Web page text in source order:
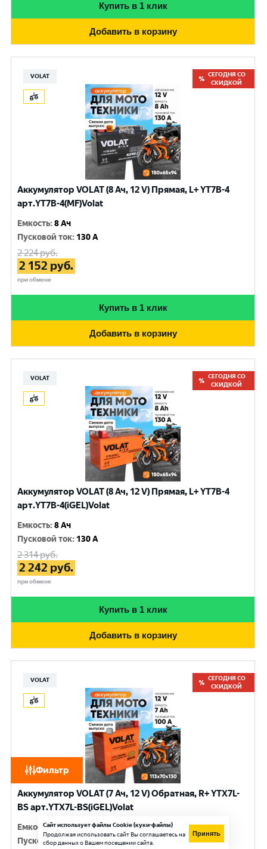
Фильтр
Купить в 1 клик
Добавить в корзину
VOLAT
СЕГОДНЯ СО
СКИДКОЙ
Аккумулятор VOLAT (8 Ач, 12 V) Прямая, L+ YT7B-4
арт.YT7B-4(MF)Volat
Емкость:8 Ач
Пусковой ток: 130 A
2 224руб.
2 152 руб.
при обмене
Купить в 1 клик
Добавить в корзину
VOLAT
СЕГОДНЯ СО
СКИДКОЙ
Аккумулятор VOLAT (8 Ач, 12 V) Прямая, L+ YT7B-4
арт.YT7B-4(iGEL)Volat
Емкость:8 Ач
Пусковой ток: 130 A
2 314руб.
2 242 руб.
при обмене
Купить в 1 клик
Добавить в корзину
VOLAT
СЕГОДНЯ СО
СКИДКОЙ
Аккумулятор VOLAT (7 Ач, 12 V) Обратная, R+ YTX7L-
BS арт.YTX7L-BS(iGEL)Volat
Емкость:7 Ач
Пусковой ток:100 A
Сайт использует файлы Cookie (куки-файлы)
Продолжая использовать сайт Вы соглашаетесь на
сбор данных о Вашем посещении сайта.
Принять